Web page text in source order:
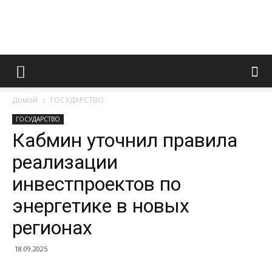
Информационно
Домой ГОСУДАРСТВО
ГОСУДАРСТВО
Кабмин уточнил правила
реализации
инвестпроектов по
энергетике в новых
регионах
18.09.2025